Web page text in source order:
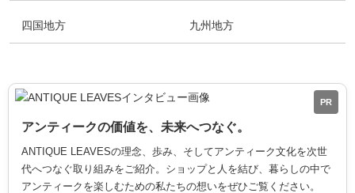
四国地方 九州地方
PR
アンティークの価値を、未来へつなぐ。
ANTIQUE LEAVESの理念、歩み、そしてアンティーク文化を次世
代へつなぐ取り組みをご紹介。ショップと人を結び、暮らしの中で
アンティークを楽しむための私たちの想いをぜひご覧ください。